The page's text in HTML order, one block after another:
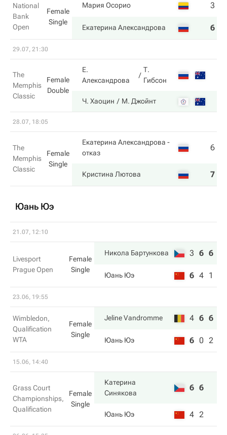
National
Bank
Open
Female
Single
Мария Осорио 3
Екатерина Александрова 6
29.07, 21:30
The
Memphis
Classic
Female
Double
Е.
Александрова
Т.
Гибсон
Ч. Хаоцин М. Джойнт
28.07, 18:05
The
Memphis
Classic
Female
Single
Екатерина Александрова -
отказ
6
Кристина Лютова 7
Юань Юэ
21.07, 12:10
Livesport
Prague Open
Female
Single
Никола Бартункова 3 6 6
Юань Юэ 6 4 1
23.06, 19:55
Wimbledon,
Qualification
WTA
Female
Single
Jeline Vandromme 4 6 6
Юань Юэ 6 0 2
15.06, 14:40
Grass Court
Championships,
Qualification
Female
Single
Катерина
Синякова
6 6
Юань Юэ 4 2